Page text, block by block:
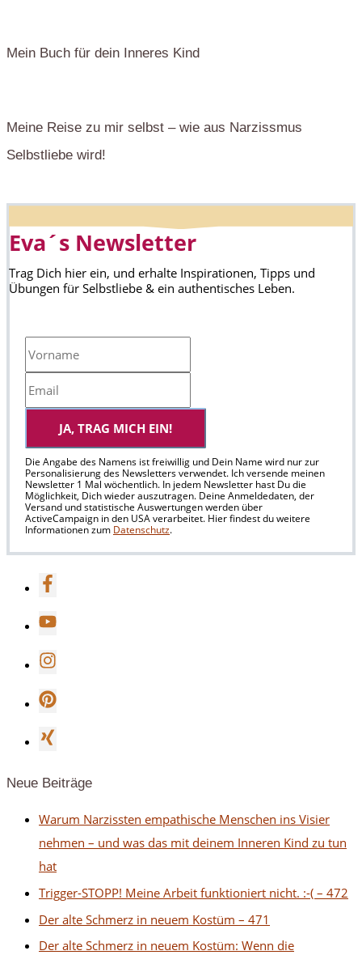
Mein Buch für dein Inneres Kind
Meine Reise zu mir selbst – wie aus Narzissmus
Selbstliebe wird!
Eva´s Newsletter
Trag Dich hier ein, und erhalte Inspirationen, Tipps und
Übungen für Selbstliebe & ein authentisches Leben.
JA, TRAG MICH EIN!
Die Angabe des Namens ist freiwillig und Dein Name wird nur zur
Personalisierung des Newsletters verwendet. Ich versende meinen
Newsletter 1 Mal wöchentlich. In jedem Newsletter hast Du die
Möglichkeit, Dich wieder auszutragen. Deine Anmeldedaten, der
Versand und statistische Auswertungen werden über
ActiveCampaign in den USA verarbeitet. Hier findest du weitere
Informationen zum Datenschutz.
Neue Beiträge
Warum Narzissten empathische Menschen ins Visier
nehmen – und was das mit deinem Inneren Kind zu tun
hat
Trigger-STOPP! Meine Arbeit funktioniert nicht. :-( – 472
Der alte Schmerz in neuem Kostüm – 471
Der alte Schmerz in neuem Kostüm: Wenn die